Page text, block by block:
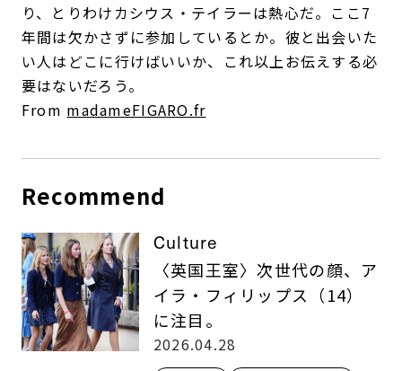
り、とりわけカシウス・テイラーは熱心だ。ここ7
年間は欠かさずに参加しているとか。彼と出会いた
い人はどこに行けばいいか、これ以上お伝えする必
要はないだろう。
From madameFIGARO.fr
Recommend
Culture
〈英国王室〉次世代の顔、ア
イラ・フィリップス（14）
に注目。
2026.04.28